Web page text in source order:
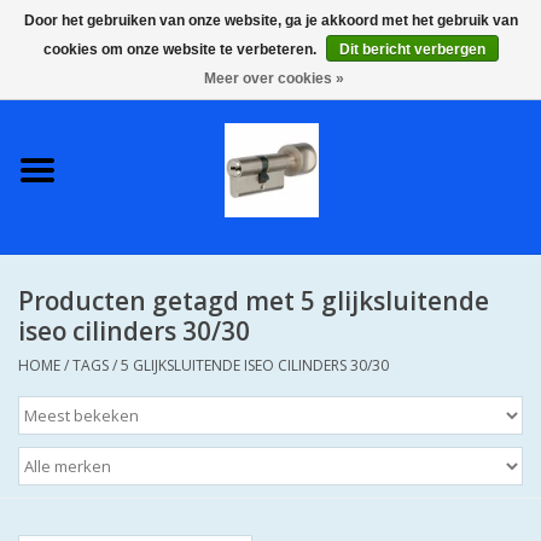
0 Artikelen - €0,00
S2 COMPLETE VEILIGE
SKG**
S2 CILINDER SLOTEN IN
IEDERE GEWENSTE MAAT MET
GEWONE GENUMMERDE
SLEUTELS SKG**
S2 CILINDERSLOTEN IN IEDERE
Producten getagd met 5 glijksluitende
iseo cilinders 30/30
HOME/TAGS/5 GLIJKSLUITENDE ISEO CILINDERS 30/30
Door het gebruiken van onze website, ga je akkoord met het gebruik van
cookies om onze website te verbeteren.
Dit bericht verbergen
Meer over cookies »